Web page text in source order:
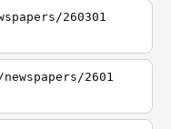
260301
2601